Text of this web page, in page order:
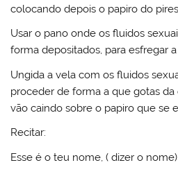
colocando depois o papiro do
Usar o pano onde os fluidos
forma depositados, para esfregar
Ungida a vela com os fluidos
proceder de forma a que gotas
vão caindo sobre o papiro que se
Recitar:
Esse é o teu nome, ( dizer o nome)